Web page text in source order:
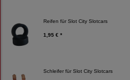
Reifen für Slot City Slotcars
1,95 € *
Schleifer für Slot City Slotcars